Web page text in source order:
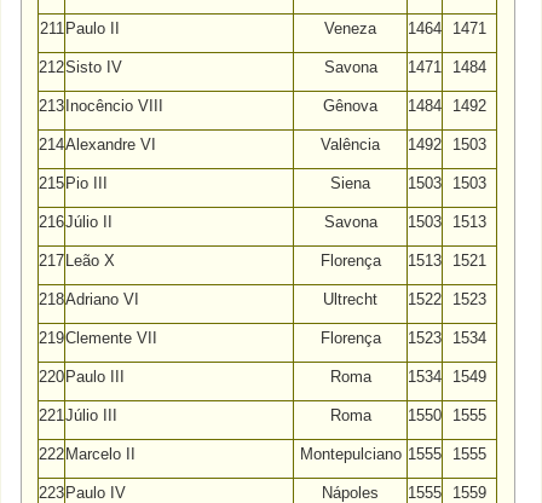
211 Paulo II Veneza 1464 1471
212Sisto IV Savona 1471 1484
213 Inocêncio VIII Gênova 1484 1492
214Alexandre VI Valência 1492 1503
215 Pio III Siena 1503 1503
216Júlio II Savona 1503 1513
217 Leão X Florença 1513 1521
218Adriano VI Ultrecht 1522 1523
219Clemente VII Florença 1523 1534
220 Paulo III Roma 1534 1549
221Júlio III Roma 1550 1555
222 Marcelo II Montepulciano 1555 1555
223 Paulo IV Nápoles 1555 1559